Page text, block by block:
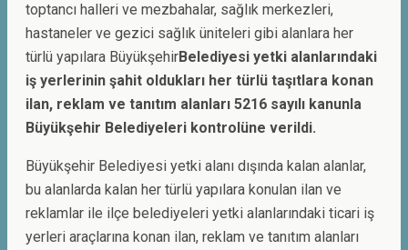
toptancı halleri ve mezbahalar, sağlık merkezleri,
hastaneler ve gezici sağlık üniteleri gibi alanlara her
türlü yapılara BüyükşehirBelediyesi yetki alanlarındaki
iş yerlerinin şahit oldukları her türlü taşıtlara konan
ilan, reklam ve tanıtım alanları 5216 sayılı kanunla
Büyükşehir Belediyeleri kontrolüne verildi.
Büyükşehir Belediyesi yetki alanı dışında kalan alanlar,
bu alanlarda kalan her türlü yapılara konulan ilan ve
reklamlar ile ilçe belediyeleri yetki alanlarındaki ticari iş
yerleri araçlarına konan ilan, reklam ve tanıtım alanları